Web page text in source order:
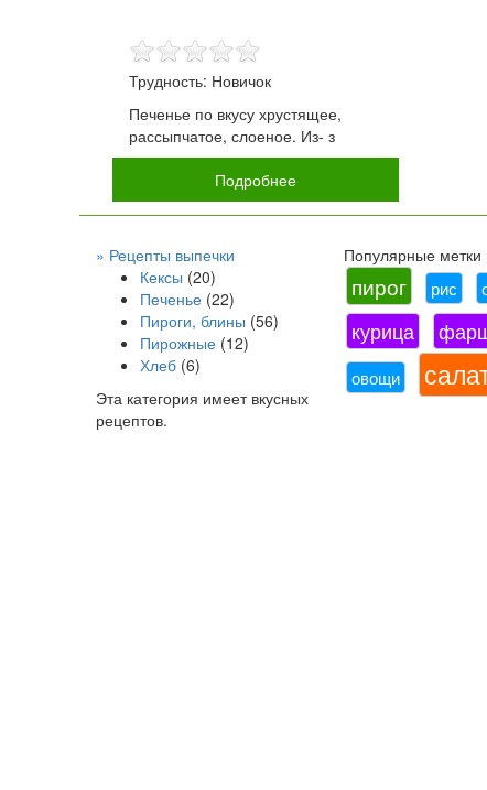
Трудность: Новичок
Печенье по вкусу хрустящее,
рассыпчатое, слоеное. Из- з
Подробнее
» Рецепты выпечки
Кексы (20)
Печенье (22)
Пироги, блины (56)
Пирожные (12)
Хлеб (6)
Эта категория имеет вкусных
рецептов.
Популярные метки
пирог рис
курица
овощи